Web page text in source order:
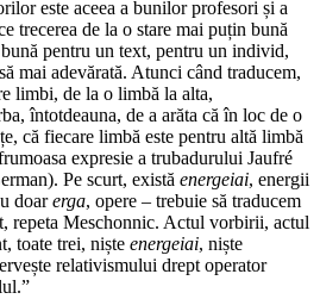
este aceea a bunilor profesori și a
trecerea de la o stare mai puțin bună
pentru un text, pentru un individ,
mai adevărată. Atunci când traducem,
limbi, de la o limbă la alta,
întotdeauna, de a arăta că în loc de o
că fiecare limbă este pentru altă limbă
expresie a trubadurului Jaufré
Pe scurt, există energeiai, energii
doarerga, opere – trebuie să traducem
repeta Meschonnic. Actul vorbirii, actul
toate trei, niște energeiai, niște
relativismului drept operator